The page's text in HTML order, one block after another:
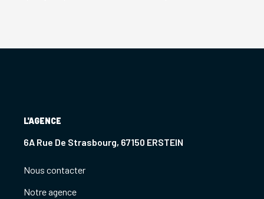
L'AGENCE
6A Rue De Strasbourg, 67150 ERSTEIN
Nous contacter
Notre agence